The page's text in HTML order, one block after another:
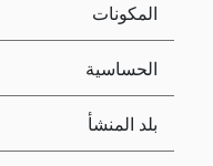
المكونات
الحساسية
بلد المنشأ